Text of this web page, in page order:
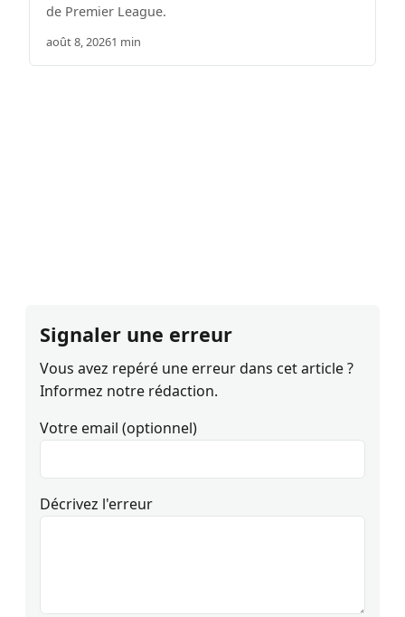
de Premier League.
août 8, 20261 min
Signaler une erreur
Vous avez repéré une erreur dans cet article ?
Informez notre rédaction.
Votre email (optionnel)
Décrivez l'erreur